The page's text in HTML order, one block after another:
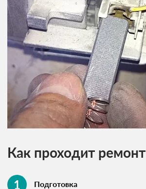
Как проходит ремонт
Подготовка